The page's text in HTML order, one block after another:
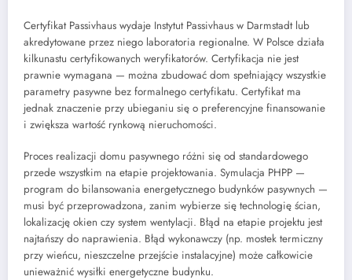
Certyfikat Passivhaus wydaje Instytut Passivhaus w Darmstadt lub
akredytowane przez niego laboratoria regionalne. W Polsce działa
kilkunastu certyfikowanych weryfikatorów. Certyfikacja nie jest
prawnie wymagana — można zbudować dom spełniający wszystkie
parametry pasywne bez formalnego certyfikatu. Certyfikat ma
jednak znaczenie przy ubieganiu się o preferencyjne finansowanie
i zwiększa wartość rynkową nieruchomości.
Proces realizacji domu pasywnego różni się od standardowego
przede wszystkim na etapie projektowania. Symulacja PHPP —
program do bilansowania energetycznego budynków pasywnych —
musi być przeprowadzona, zanim wybierze się technologię ścian,
lokalizację okien czy system wentylacji. Błąd na etapie projektu jest
najtańszy do naprawienia. Błąd wykonawczy (np. mostek termiczny
przy wieńcu, nieszczelne przejście instalacyjne) może całkowicie
unieważnić wysiłki energetyczne budynku.